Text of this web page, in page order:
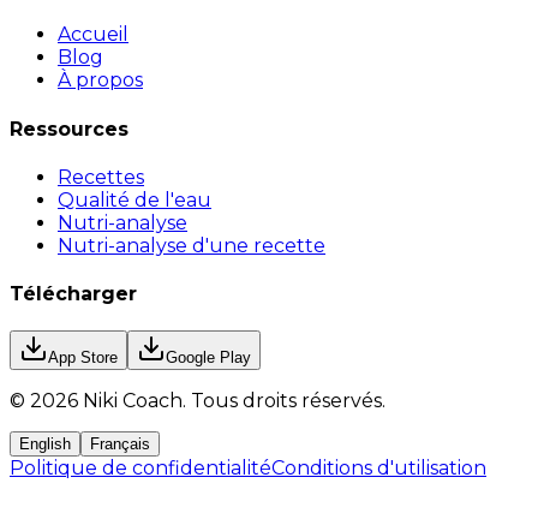
Accueil
Blog
À propos
Ressources
Recettes
Qualité de l'eau
Nutri-analyse
Nutri-analyse d'une recette
Télécharger
App Store Google Play
© 2026 Niki Coach. Tous droits réservés.
English Français
Politique de confidentialitéConditions d'utilisation